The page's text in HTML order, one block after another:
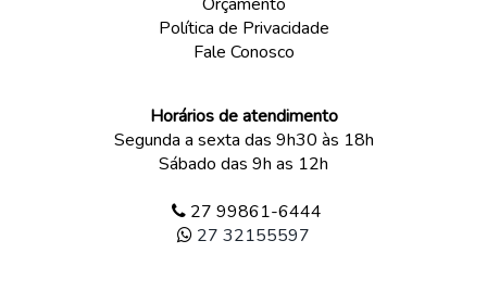
Política de Privacidade
Fale Conosco
Horários de atendimento
Segunda a sexta das 9h30 às 18h
Sábado das 9h as 12h
27 99861-6444
27 32155597